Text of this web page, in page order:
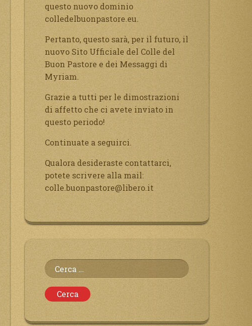
questo nuovo dominio
colledelbuonpastore.eu.
Pertanto, questo sarà, per il futuro, il
nuovo Sito Ufficiale del Colle del
Buon Pastore e dei Messaggi di
Myriam.
Grazie a tutti per le dimostrazioni
di affetto che ci avete inviato in
questo periodo!
Continuate a seguirci.
Qualora desideraste contattarci,
potete scrivere alla mail:
colle.buonpastore@libero.it
Ricerca
per: